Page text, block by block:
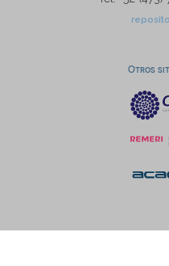
Otros